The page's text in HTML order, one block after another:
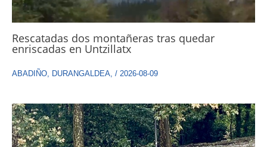
Rescatadas dos montañeras tras quedar
enriscadas en Untzillatx
ABADIÑO DURANGALDEA / 2026-08-09